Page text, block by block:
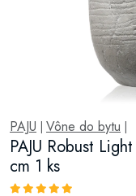
PAJU Vône do bytu
PAJU Robust
cm 1 ks